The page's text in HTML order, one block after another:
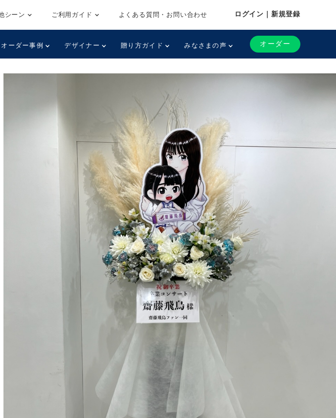
シーン ご利用ガイド よくある質問・お問い合わせ ログイン｜新規登録
オーダー事例 デザイナー 贈り方ガイド みなさまの声 オーダー